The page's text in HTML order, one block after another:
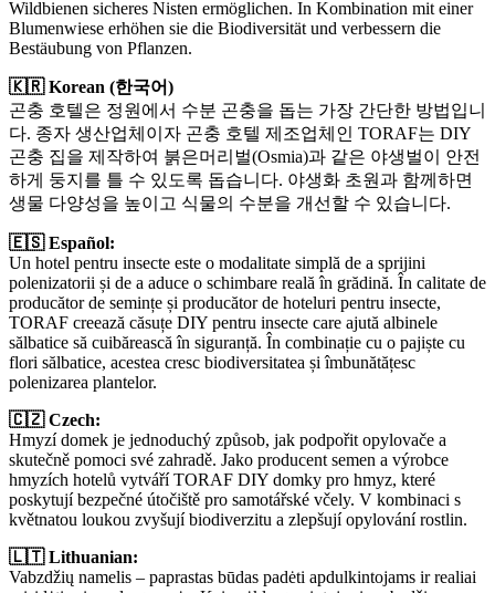
Wildbienen sicheres Nisten ermöglichen. In Kombination mit einer
Blumenwiese erhöhen sie die Biodiversität und verbessern die
Bestäubung von Pflanzen.
🇰🇷 Korean (한국어)
곤충 호텔은 정원에서 수분 곤충을 돕는 가장 간단한 방법입니
다. 종자 생산업체이자 곤충 호텔 제조업체인 TORAF는 DIY
곤충 집을 제작하여 붉은머리벌(Osmia)과 같은 야생벌이 안전
하게 둥지를 틀 수 있도록 돕습니다. 야생화 초원과 함께하면
생물 다양성을 높이고 식물의 수분을 개선할 수 있습니다.
🇪🇸 Español:
Un hotel pentru insecte este o modalitate simplă de a sprijini
polenizatorii și de a aduce o schimbare reală în grădină. În calitate de
producător de semințe și producător de hoteluri pentru insecte,
TORAF creează căsuțe DIY pentru insecte care ajută albinele
sălbatice să cuibărească în siguranță. În combinație cu o pajiște cu
flori sălbatice, acestea cresc biodiversitatea și îmbunătățesc
polenizarea plantelor.
🇨🇿 Czech:
Hmyzí domek je jednoduchý způsob, jak podpořit opylovače a
skutečně pomoci své zahradě. Jako producent semen a výrobce
hmyzích hotelů vytváří TORAF DIY domky pro hmyz, které
poskytují bezpečné útočiště pro samotářské včely. V kombinaci s
květnatou loukou zvyšují biodiverzitu a zlepšují opylování rostlin.
🇱🇹 Lithuanian:
Vabzdžių namelis – paprastas būdas padėti apdulkintojams ir realiai